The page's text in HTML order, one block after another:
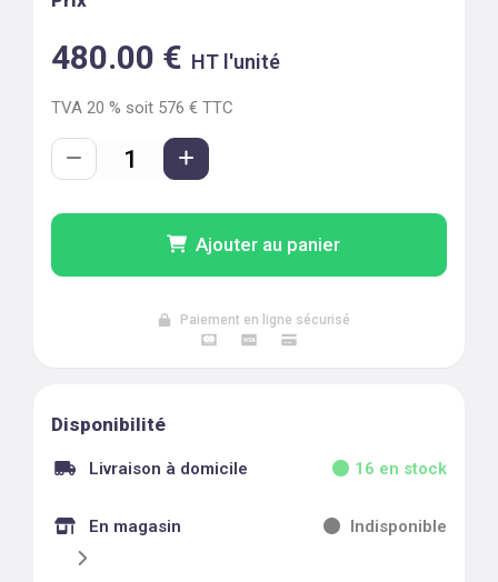
480.00 € HT l'unité
TVA 20 % soit 576 € TTC
Ajouter au panier
Paiement en ligne sécurisé
Disponibilité
Livraison à domicile 16 en stock
En magasin Indisponible